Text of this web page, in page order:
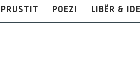
POEZI LIBËR & IDE